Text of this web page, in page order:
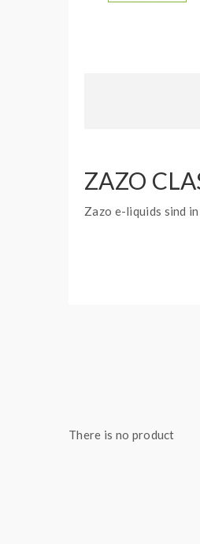
ZAZO
Zazo e-liquids sind
There is no product